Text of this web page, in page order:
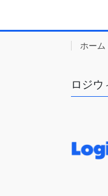
ペ
ー
ジ
送
ホーム
ロジウ